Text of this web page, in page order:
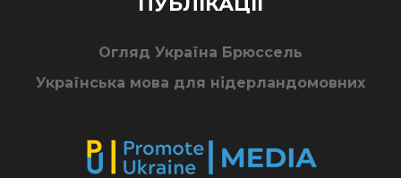
Огляд Україна Брюссель
Українська мова для нідерландомовних